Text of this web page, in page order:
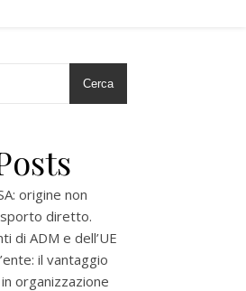
Cerca
origine non
diretto.
di ADM e dell’UE
il vantaggio
organizzazione